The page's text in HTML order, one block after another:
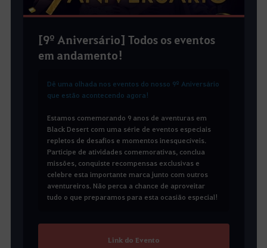
[9º Aniversário] Todos os eventos
em andamento!
Dê uma olhada nos eventos do nosso 9º Aniversário
que estão acontecendo agora!
Estamos comemorando 9 anos de aventuras em
Black Desert com uma série de eventos especiais
repletos de desafios e momentos inesquecíveis.
Participe de atividades comemorativas, conclua
missões, conquiste recompensas exclusivas e
celebre esta importante marca junto com outros
aventureiros. Não perca a chance de aproveitar
tudo o que preparamos para esta ocasião especial!
Link do Evento